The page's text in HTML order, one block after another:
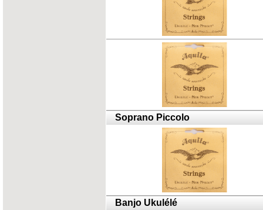
Soprano Piccolo
Banjo Ukulélé